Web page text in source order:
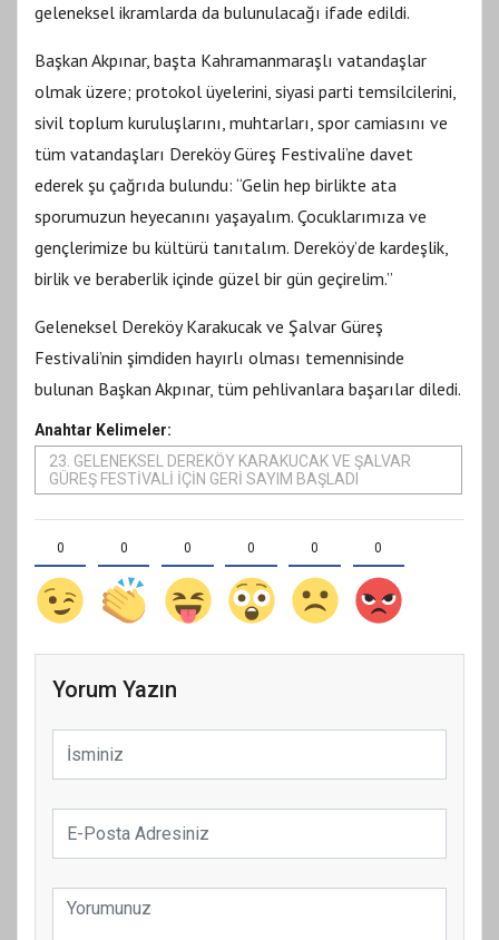
geleneksel ikramlarda da bulunulacağı ifade edildi.
Başkan Akpınar, başta Kahramanmaraşlı vatandaşlar
olmak üzere; protokol üyelerini, siyasi parti temsilcilerini,
sivil toplum kuruluşlarını, muhtarları, spor camiasını ve
tüm vatandaşları Dereköy Güreş Festivali’ne davet
ederek şu çağrıda bulundu: “Gelin hep birlikte ata
sporumuzun heyecanını yaşayalım. Çocuklarımıza ve
gençlerimize bu kültürü tanıtalım. Dereköy’de kardeşlik,
birlik ve beraberlik içinde güzel bir gün geçirelim.”
Geleneksel Dereköy Karakucak ve Şalvar Güreş
Festivali’nin şimdiden hayırlı olması temennisinde
bulunan Başkan Akpınar, tüm pehlivanlara başarılar diledi.
Anahtar Kelimeler:
23. GELENEKSEL DEREKÖY KARAKUCAK VE ŞALVAR
GÜREŞ FESTİVALİ İÇİN GERİ SAYIM BAŞLADI
0 0 0 0 0 0
Yorum Yazın